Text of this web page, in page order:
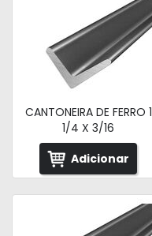
CANTONEIRA DE FERRO 1
1/4 X 3/16
Adicionar